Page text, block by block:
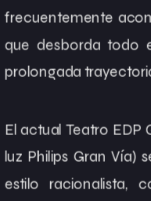
frecuentemente
que desborda todo
prolongada
El actual Teatro EDP
luz Philips Gran Vía)
estilo racionalista,